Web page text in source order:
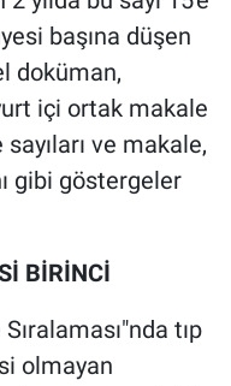
başına düşen
doküman,
içi ortak makale
ve makale,
gibi göstergeler
BİRİNCİ
tıp
olmayan